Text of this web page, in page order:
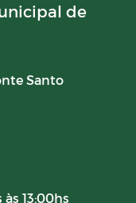
de
Santo
13:00hs